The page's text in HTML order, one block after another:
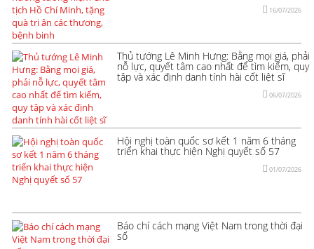
16/07/2026
Thủ tướng Lê Minh Hưng: Bằng mọi giá, phải
nỗ lực, quyết tâm cao nhất để tìm kiếm, quy
tập và xác định danh tính hài cốt liệt sĩ
06/07/2026
Hội nghị toàn quốc sơ kết 1 năm 6 tháng
triển khai thực hiện Nghị quyết số 57
01/07/2026
Báo chí cách mạng Việt Nam trong thời đại
số